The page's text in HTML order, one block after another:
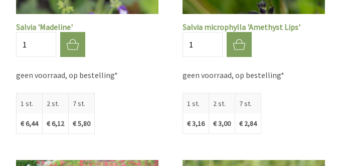
Salvia 'Madeline'
geen voorraad, op bestelling*
1 st.
€ 6,44
2 st.
€ 6,12
7 st.
€ 5,80
Salvia microphylla 'Amethyst Lips'
geen voorraad, op bestelling*
1 st.
€ 3,16
2 st.
€ 3,00
7 st.
€ 2,84